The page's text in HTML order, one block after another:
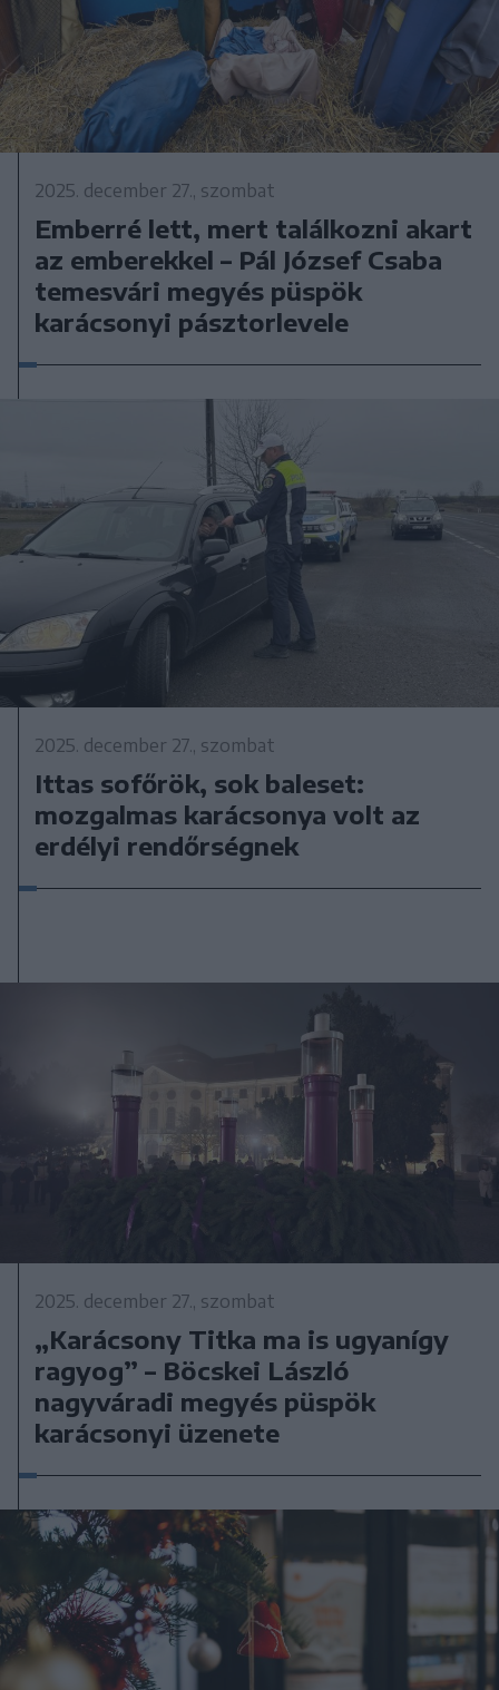
2025. december 27., szombat
Emberré lett, mert találkozni akart
az emberekkel – Pál József Csaba
temesvári megyés püspök
karácsonyi pásztorlevele
2025. december 27., szombat
Ittas sofőrök, sok baleset:
mozgalmas karácsonya volt az
erdélyi rendőrségnek
2025. december 27., szombat
„Karácsony Titka ma is ugyanígy
ragyog” – Böcskei László
nagyváradi megyés püspök
karácsonyi üzenete